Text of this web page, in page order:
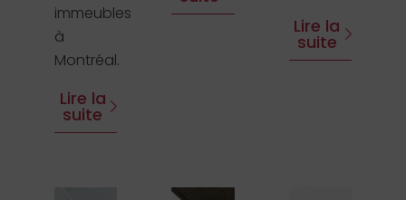
immeubles
à
Montréal.
Lire la
suite
Lire la
suite